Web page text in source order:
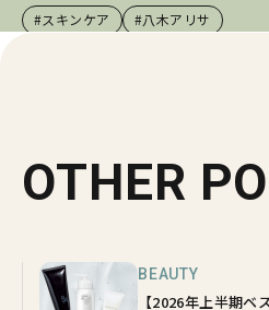
#スキンケア #八木アリサ
OTHER
BEAUTY
【2026年上半期